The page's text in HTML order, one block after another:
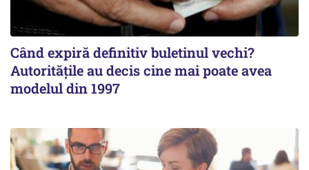
Când expiră definitiv buletinul vechi?
Autoritățile au decis cine mai poate avea
modelul din 1997